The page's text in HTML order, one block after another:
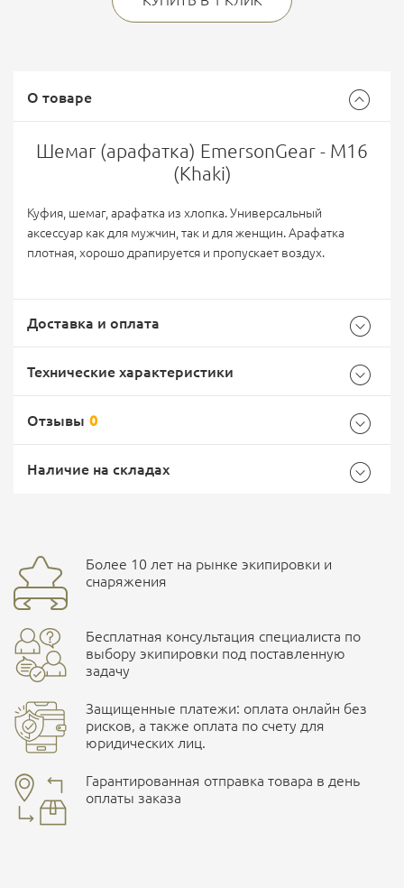
О товаре
Шемаг (арафатка) EmersonGear - M16
(Khaki)
Куфия, шемаг, арафатка из хлопка. Универсальный
аксессуар как для мужчин, так и для женщин. Арафатка
плотная, хорошо драпируется и пропускает воздух.
Доставка и оплата
Доставка Почтой России
EMS Почта России
Доставка курьерской службой СДЭК -
Наличные при самовывозе
Технические характеристики
Бренд EmersonGear
Отзывы 0
Ваш отзыв
Наличие на складах
улица Маяковского, 10
ПОДРОБНЕЕ О СКЛАДЕ
Более 10 лет на рынке экипировки и
снаряжения
Бесплатная консультация специалиста по
выбору экипировки под поставленную
задачу
Защищенные платежи: оплата онлайн без
рисков, а также оплата по счету для
юридических лиц.
Гарантированная отправка товара в день
оплаты заказа